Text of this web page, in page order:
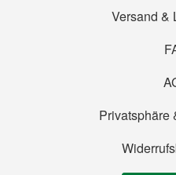
Versand &
Privatsphäre